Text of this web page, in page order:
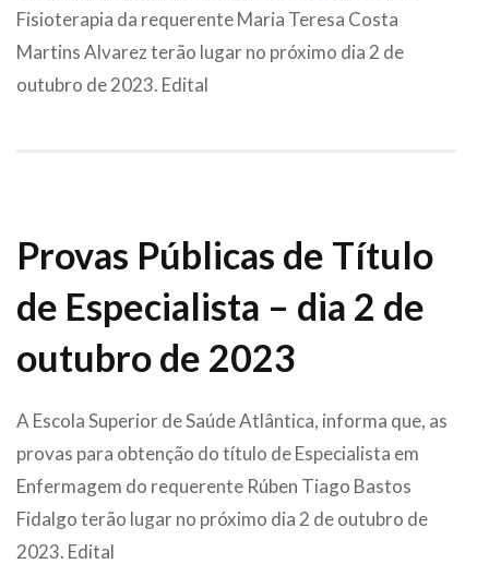
Fisioterapia da requerente Maria Teresa Costa
Martins Alvarez terão lugar no próximo dia 2 de
outubro de 2023. Edital
Provas Públicas de Título
de Especialista – dia 2 de
outubro de 2023
A Escola Superior de Saúde Atlântica, informa que, as
provas para obtenção do título de Especialista em
Enfermagem do requerente Rúben Tiago Bastos
Fidalgo terão lugar no próximo dia 2 de outubro de
2023. Edital